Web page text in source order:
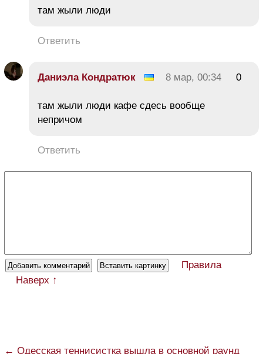
там жыли люди
Ответить
Даниэла Кондратюк 8 мар, 00:34 0
там жыли люди кафе сдесь вообще
непричом
Ответить
Правила
Наверх ↑
← Одесская теннисистка вышла в основной раунд